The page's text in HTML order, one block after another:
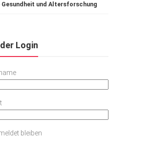
Gesundheit und Altersforschung
Login
bleiben